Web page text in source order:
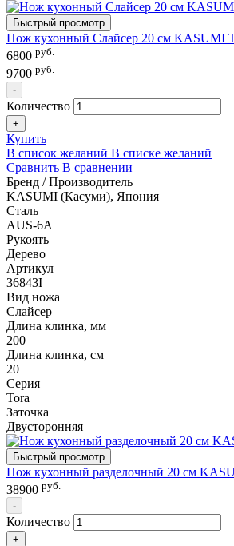
Быстрый просмотр
Нож кухонный Слайсер 20 см KASUMI
6800 руб.
9700 руб.
-
Количество
+
Купить
В список желаний В списке желаний
Сравнить В сравнении
Бренд / Производитель
KASUMI (Касуми), Япония
Сталь
AUS-6A
Рукоять
Дерево
Артикул
36843I
Вид ножа
Слайсер
Длина клинка, мм
200
Длина клинка, см
20
Серия
Tora
Заточка
Двусторонняя
Быстрый просмотр
Нож кухонный разделочный 20 см
38900 руб.
-
Количество
+